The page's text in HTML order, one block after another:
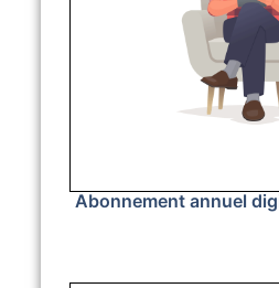
Abonnement annuel